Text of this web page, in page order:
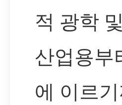
적 광학
산업용부
에 이르